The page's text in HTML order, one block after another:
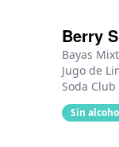
Berry
Bayas
Jugo de
Soda Club
Sin